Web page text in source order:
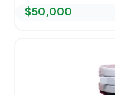
$50,000